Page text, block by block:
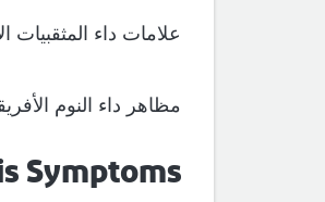
علامات داء المثقبيات
مظاهر داء النوم
Symptoms